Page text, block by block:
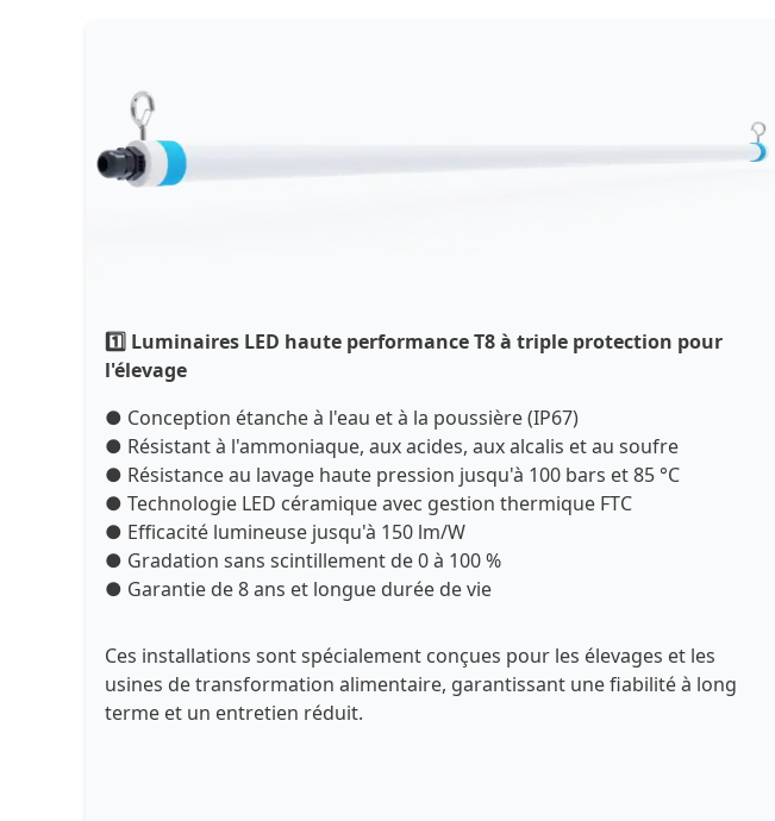
1️⃣ Luminaires LED haute performance T8 à triple protection pour
l'élevage
● Conception étanche à l'eau et à la poussière (IP67)
● Résistant à l'ammoniaque, aux acides, aux alcalis et au soufre
● Résistance au lavage haute pression jusqu'à 100 bars et 85 °C
● Technologie LED céramique avec gestion thermique FTC
● Efficacité lumineuse jusqu'à 150 lm/W
● Gradation sans scintillement de 0 à 100 %
● Garantie de 8 ans et longue durée de vie
Ces installations sont spécialement conçues pour les élevages et les
usines de transformation alimentaire, garantissant une fiabilité à long
terme et un entretien réduit.